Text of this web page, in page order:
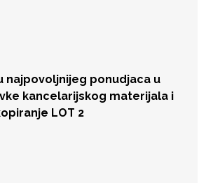
najpovoljnijeg ponudjaca u
kancelarijskog materijala i
LOT 2